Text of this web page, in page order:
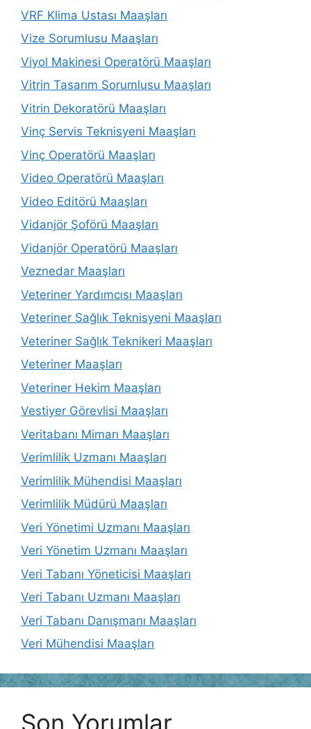
VRF Klima Ustası Maaşları
Vize Sorumlusu Maaşları
Viyol Makinesi Operatörü Maaşları
Vitrin Tasarım Sorumlusu Maaşları
Vitrin Dekoratörü Maaşları
Vinç Servis Teknisyeni Maaşları
Vinç Operatörü Maaşları
Video Operatörü Maaşları
Video Editörü Maaşları
Vidanjör Şoförü Maaşları
Vidanjör Operatörü Maaşları
Veznedar Maaşları
Veteriner Yardımcısı Maaşları
Veteriner Sağlık Teknisyeni Maaşları
Veteriner Sağlık Teknikeri Maaşları
Veteriner Maaşları
Veteriner Hekim Maaşları
Vestiyer Görevlisi Maaşları
Veritabanı Mimarı Maaşları
Verimlilik Uzmanı Maaşları
Verimlilik Mühendisi Maaşları
Verimlilik Müdürü Maaşları
Veri Yönetimi Uzmanı Maaşları
Veri Yönetim Uzmanı Maaşları
Veri Tabanı Yöneticisi Maaşları
Veri Tabanı Uzmanı Maaşları
Veri Tabanı Danışmanı Maaşları
Veri Mühendisi Maaşları
Son Yorumlar